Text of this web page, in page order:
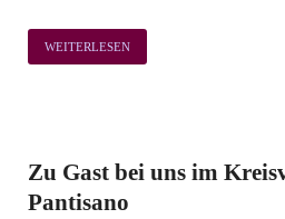
WEITERLESEN
Zu Gast bei uns im
Pantisano